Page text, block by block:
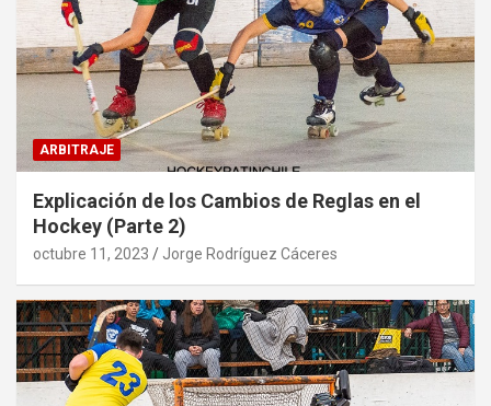
ARBITRAJE
Explicación de los Cambios de Reglas en el
Hockey (Parte 2)
octubre 11, 2023 Jorge Rodríguez Cáceres